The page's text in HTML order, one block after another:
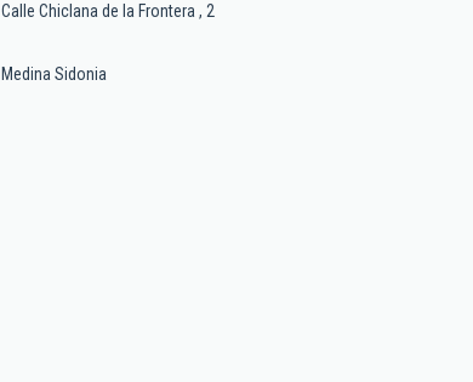
Calle Chiclana de la Frontera , 2
Medina Sidonia